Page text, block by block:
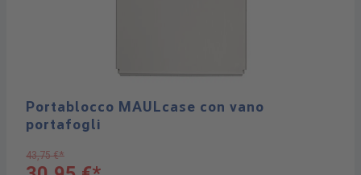
Portablocco MAULcase con vano
portafogli
43,75 €*